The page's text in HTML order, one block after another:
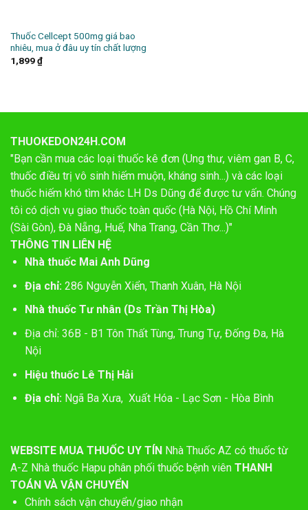
Thuốc Cellcept 500mg giá bao
nhiêu, mua ở đâu uy tín chất lượng
1,899₫
THUOKEDON24H.COM
"Bạn cần mua các loại thuốc kê đơn (Ung thư, viêm gan B, C,
thuốc điều trị vô sinh hiếm muộn, kháng sinh...) và các loại
thuốc hiếm khó tìm khác LH Ds Dũng để được tư vấn. Chúng
tôi có dịch vụ giao thuốc toàn quốc (Hà Nội, Hồ Chí Minh
(Sài Gòn), Đà Nẵng, Huế, Nha Trang, Cần Thơ...)"
THÔNG TIN LIÊN HỆ
Nhà thuốc Mai Anh Dũng
Địa chỉ:286 Nguyễn Xiển, Thanh Xuân, Hà Nội
Nhà thuốc Tư nhân (Ds Trần Thị Hòa)
Địa chỉ: 36B - B1 Tôn Thất Tùng, Trung Tự, Đống Đa, Hà
Nội
Hiệu thuốc Lê Thị Hải
Địa chỉ: Ngã Ba Xưa, Xuất Hóa - Lạc Sơn - Hòa Bình
WEBSITE MUA THUỐC UY TÍN Nhà Thuốc AZ có thuốc từ
A-Z Nhà thuốc Hapu phân phối thuốc bệnh viên THANH
TOÁN VÀ VẬN CHUYỂN
Chính sách vận chuyển/giao nhận